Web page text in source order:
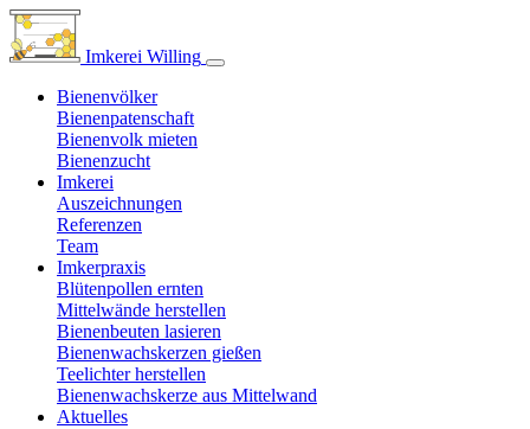
Imkerei Willing
Bienenvölker
Bienenpatenschaft
Bienenvolk mieten
Bienenzucht
Imkerei
Auszeichnungen
Referenzen
Team
Imkerpraxis
Blütenpollen ernten
Mittelwände herstellen
Bienenbeuten lasieren
Bienenwachskerzen gießen
Teelichter herstellen
Bienenwachskerze aus Mittelwand
Aktuelles